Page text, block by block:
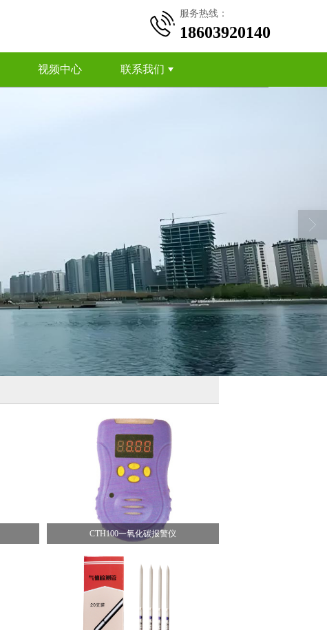
服务热线：
18603920140
视频中心 联系我们
CTH100一氧化碳报警仪